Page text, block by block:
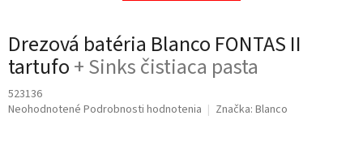
Drezová batéria Blanco FONTAS II
tartufo+ Sinks čistiaca pasta
523136
Priemerné
Neohodnotené Podrobnosti hodnotenia Značka: Blanco